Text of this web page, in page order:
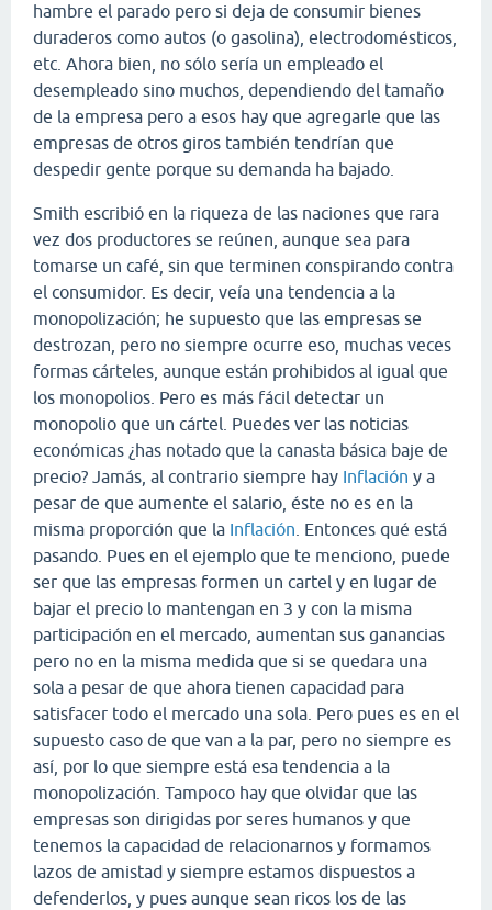
hambre el parado pero si deja de consumir bienes
duraderos como autos (o gasolina), electrodomésticos,
etc. Ahora bien, no sólo sería un empleado el
desempleado sino muchos, dependiendo del tamaño
de la empresa pero a esos hay que agregarle que las
empresas de otros giros también tendrían que
despedir gente porque su demanda ha bajado.
Smith escribió en la riqueza de las naciones que rara
vez dos productores se reúnen, aunque sea para
tomarse un café, sin que terminen conspirando contra
el consumidor. Es decir, veía una tendencia a la
monopolización; he supuesto que las empresas se
destrozan, pero no siempre ocurre eso, muchas veces
formas cárteles, aunque están prohibidos al igual que
los monopolios. Pero es más fácil detectar un
monopolio que un cártel. Puedes ver las noticias
económicas ¿has notado que la canasta básica baje de
precio? Jamás, al contrario siempre hay Inflación y a
pesar de que aumente el salario, éste no es en la
misma proporción que la Inflación . Entonces qué está
pasando. Pues en el ejemplo que te menciono, puede
ser que las empresas formen un cartel y en lugar de
bajar el precio lo mantengan en 3 y con la misma
participación en el mercado, aumentan sus ganancias
pero no en la misma medida que si se quedara una
sola a pesar de que ahora tienen capacidad para
satisfacer todo el mercado una sola. Pero pues es en el
supuesto caso de que van a la par, pero no siempre es
así, por lo que siempre está esa tendencia a la
monopolización. Tampoco hay que olvidar que las
empresas son dirigidas por seres humanos y que
tenemos la capacidad de relacionarnos y formamos
lazos de amistad y siempre estamos dispuestos a
defenderlos, y pues aunque sean ricos los de las